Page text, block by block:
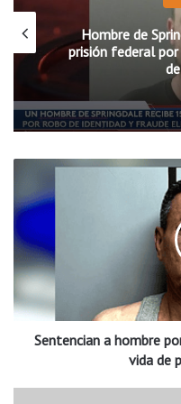
Hombre de
prisión federal
n
e
n
c
i
Sentencian a hombre
vida de